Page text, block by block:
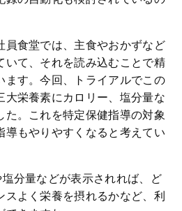
員食堂では、主食やおかずなど
いて、それを読み込むことで精
ます。今回、トライアルでこの
大栄養素にカロリー、塩分量な
た。これを特定保健指導の対象
導もやりやすくなると考えてい
分量などが表示されれば、ど
スよく栄養を摂れるかなど、利